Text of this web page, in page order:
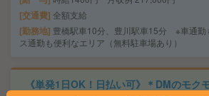
交通費 全額支給
勤務地 豊橋駅車10分、豊川駅車15分 ※車通勤
ス通勤も便利なエリア（無料駐車場あり）
《単発1日OK！日払い可》＊DMのモク